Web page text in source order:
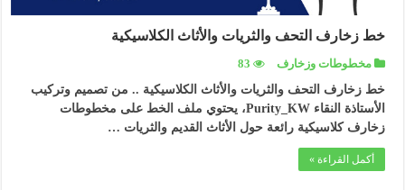
خط زخارف التحف والثريات والأثاث الكلاسيكية
مخطوطات وزخارف
83
خط زخارف التحف والثريات والأثاث الكلاسيكية .. من تصميم وتركيب
الأستاذة النقاء Purity_KW، يحتوي ملف الخط على مخطوطات
زخارف كلاسيكية رائعة حول الأثاث القديم والثريات …
أكمل القراءة »